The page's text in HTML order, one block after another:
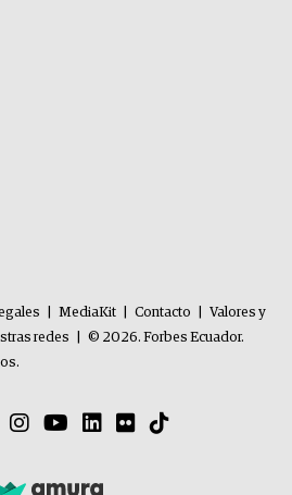
MediaKit Contacto
Valores y
redes
© 2026. Forbes Ecuador.